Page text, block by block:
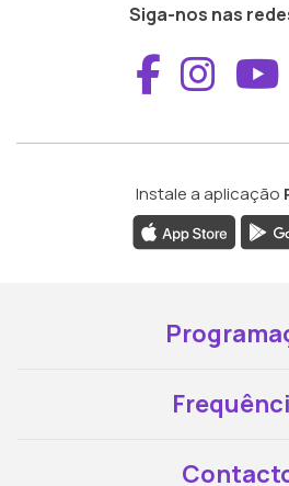
Siga-nos nas
Instale a aplicação